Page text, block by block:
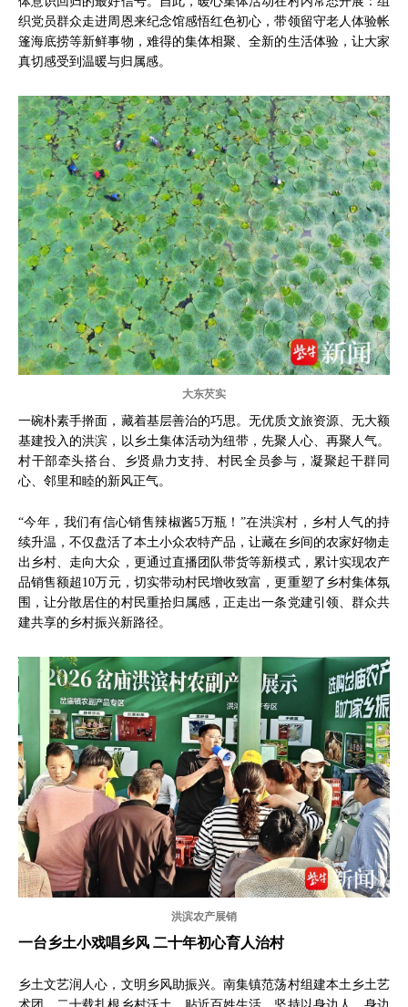
织党员群众走进周恩来纪念馆感悟红色初心，带领留守老人体验帐
篷海底捞等新鲜事物，难得的集体相聚、全新的生活体验，让大家
真切感受到温暖与归属感。
大东芡实
一碗朴素手擀面，藏着基层善治的巧思。无优质文旅资源、无大额
基建投入的洪滨，以乡土集体活动为纽带，先聚人心、再聚人气。
村干部牵头搭台、乡贤鼎力支持、村民全员参与，凝聚起干群同
心、邻里和睦的新风正气。
“今年，我们有信心销售辣椒酱5万瓶！”在洪滨村，乡村人气的持
续升温，不仅盘活了本土小众农特产品，让藏在乡间的农家好物走
出乡村、走向大众，更通过直播团队带货等新模式，累计实现农产
品销售额超10万元，切实带动村民增收致富，更重塑了乡村集体氛
围，让分散居住的村民重拾归属感，正走出一条党建引领、群众共
建共享的乡村振兴新路径。
洪滨农产展销
一台乡土小戏唱乡风 二十年初心育人治村
乡土文艺润人心，文明乡风助振兴。南集镇范荡村组建本土乡土艺
术团，二十载扎根乡村沃土、贴近百姓生活，坚持以身边人、身边